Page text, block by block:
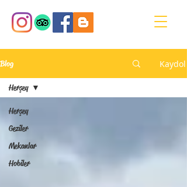
Blog Kaydol
Herşey
Geziler
Mekanlar
Hobiler
Herşey